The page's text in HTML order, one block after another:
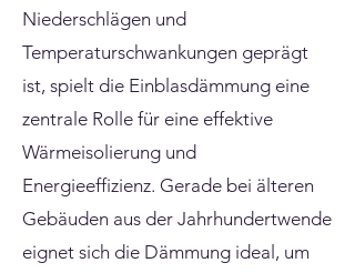
Niederschlägen und
Temperaturschwankungen geprägt
ist, spielt die Einblasdämmung eine
zentrale Rolle für eine effektive
Wärmeisolierung und
Energieeffizienz. Gerade bei älteren
Gebäuden aus der Jahrhundertwende
eignet sich die Dämmung ideal, um